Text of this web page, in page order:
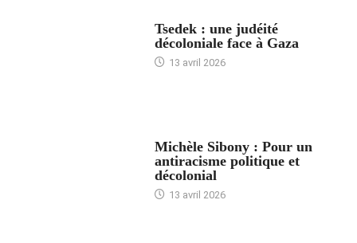
Tsedek : une judéité
décoloniale face à Gaza
13 avril 2026
Michèle Sibony : Pour un
antiracisme politique et
décolonial
13 avril 2026